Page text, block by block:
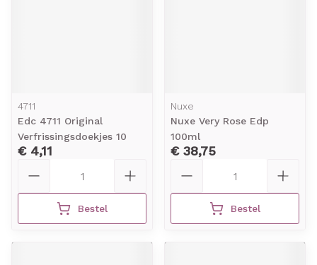
4711
Edc 4711 Original
Verfrissingsdoekjes 10
€ 4,11
Bestel
Nuxe
Nuxe Very Rose Edp
100ml
€ 38,75
Bestel